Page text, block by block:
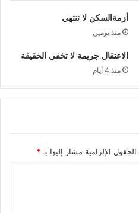
أزمةالسكن لا تنتهي
منذ يومين
الاعتقال جريمة لا تخفي الحقيقة
منذ 4 أيام
الحقول الإلزامية مشار إليها بـ *